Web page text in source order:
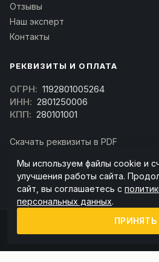
Отзывы
Наш эксперт
Контакты
РЕКВИЗИТЫ И ОПЛАТА
ОГРН: 1192801005264
ИНН: 2801250006
КПП: 280101001
Скачать реквизиты в PDF
(Скачать договор)
Мы используем файлы cookie и
улучшения работы сайта.
сайт, вы соглашаетесь с
персональных данных.
ПРИНЯТЬ